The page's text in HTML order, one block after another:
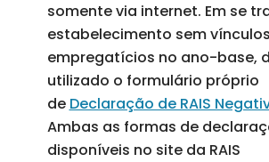
somente via internet. Em se
estabelecimento sem vínculos
empregatícios no ano-base,
utilizado o formulário próprio
de Declaração de RAIS
Ambas as formas de
disponíveis no site da RAIS